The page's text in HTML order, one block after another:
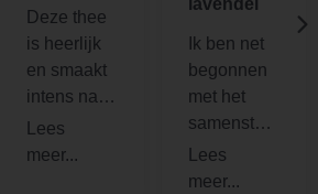
Deze thee
is heerlijk
en smaakt
intens naar
Lavendel
Bloesem
lavendel
Ik ben net
begonnen
met het
samenstell
en van
persoonlijk